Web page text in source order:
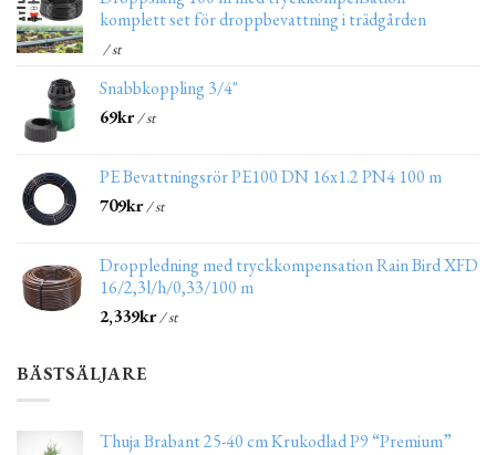
komplett set för droppbevattning i trädgården
/ st
Snabbkoppling 3/4"
69kr/ st
PE Bevattningsrör PE100 DN 16x1.2 PN4 100 m
709kr/ st
Droppledning med tryckkompensation Rain Bird XFD
16/2,3l/h/0,33/100 m
2,339kr/ st
BÄSTSÄLJARE
Thuja Brabant 25-40 cm Krukodlad P9 “Premium”